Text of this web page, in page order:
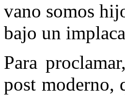
vano somos
bajo un
Para
post moderno,